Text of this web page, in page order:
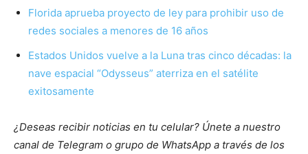
Florida aprueba proyecto de ley para prohibir uso de
redes sociales a menores de 16 años
Estados Unidos vuelve a la Luna tras cinco décadas: la
nave espacial “Odysseus” aterriza en el satélite
exitosamente
¿Deseas recibir noticias en tu celular? Únete a nuestro
canal de Telegram o grupo de WhatsApp a través de los